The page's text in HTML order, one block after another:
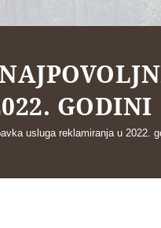
GODINI
usluga reklamiranja u 2022.